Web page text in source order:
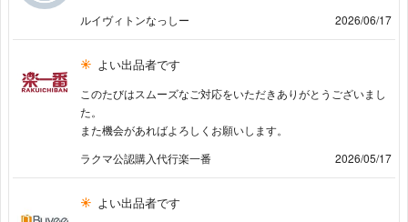
ルイヴィトンなっしー
2026/06/17
よい出品者です
このたびはスムーズなご対応をいただきありがとうございまし
た。
また機会があればよろしくお願いします。
ラクマ公認購入代行楽一番
2026/05/17
よい出品者です